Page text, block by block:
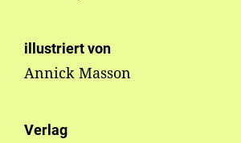
illustriert von
Annick Masson
Verlag